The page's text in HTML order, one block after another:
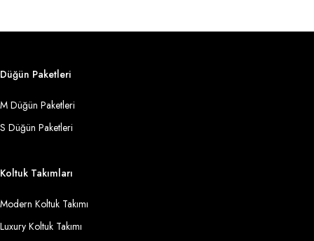
Düğün Paketleri
M Düğün Paketleri
S Düğün Paketleri
Koltuk Takımları
Modern Koltuk Takımı
Luxury Koltuk Takımı